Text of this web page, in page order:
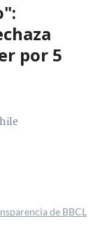
por 5
de BBCL